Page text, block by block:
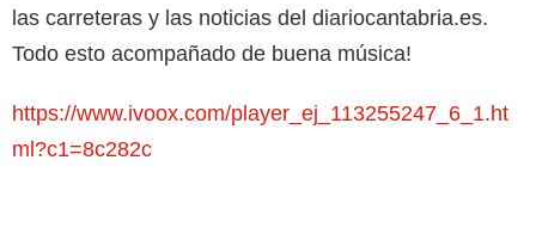
las carreteras y las noticias del diariocantabria.es.
Todo esto acompañado de buena música!
https://www.ivoox.com/player_ej_113255247_6_1.ht
ml?c1=8c282c